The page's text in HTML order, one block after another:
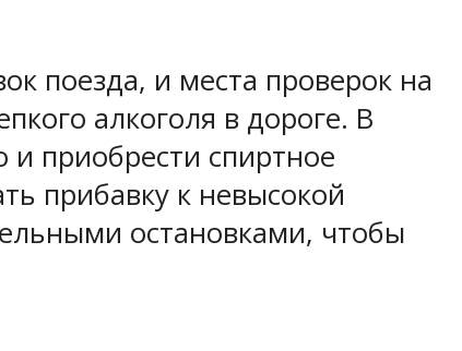
поезда, и места проверок на
алкоголя в дороге. В
приобрести спиртное
прибавку к невысокой
остановками, чтобы